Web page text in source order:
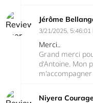
Jérôme
3/21/2025, 5:46:01
Merci..
Grand merci
d'Antoine. Mon
Niyera